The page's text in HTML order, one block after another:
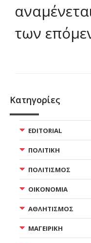
των
Κατηγορίες
EDITORIAL
ΠΟΛΙΤΙΚΗ
ΠΟΛΙΤΙΣΜΟΣ
ΟΙΚΟΝΟΜΙΑ
ΑΘΛΗΤΙΣΜΟΣ
ΜΑΓΕΙΡΙΚΗ